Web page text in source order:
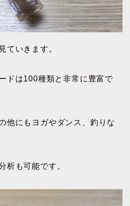
ていきます。
ドは100種類と非常に豊富で
他にもヨガやダンス、釣りな
析も可能です。